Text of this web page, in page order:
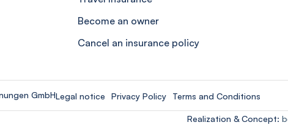
Become an owner
Cancel an insurance policy
GmbHLegal notice Privacy Policy Terms and Conditions
Realization & Concept: